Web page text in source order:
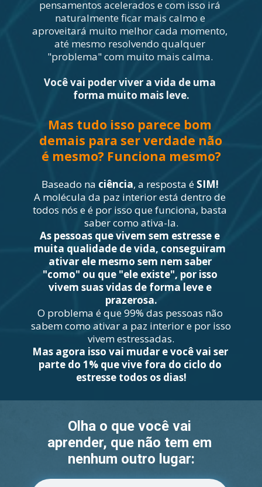
pensamentos acelerados e com isso irá
naturalmente ficar mais calmo e
aproveitará muito melhor cada momento,
até mesmo resolvendo qualquer
"problema" com muito mais calma.
Você vai poder viver a vida de uma
forma muito mais leve.
Mas tudo isso parece bom
demais para ser verdade não
é mesmo? Funciona mesmo?
Baseado na ciência, a resposta é SIM!
A molécula da paz interior está dentro de
todos nós e é por isso que funciona, basta
saber como ativa-la.
As pessoas que vivem sem estresse e
muita qualidade de vida, conseguiram
ativar ele mesmo sem nem saber
"como" ou que "ele existe", por isso
vivem suas vidas de forma leve e
prazerosa.
O problema é que 99% das pessoas não
sabem como ativar a paz interior e por isso
vivem estressadas.
Mas agora isso vai mudar e você vai ser
parte do 1% que vive fora do ciclo do
estresse todos os dias!
Olha o que você vai
aprender, que não tem em
nenhum outro lugar: